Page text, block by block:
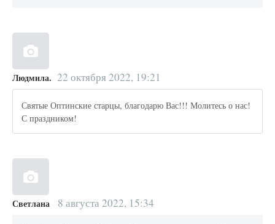
Людмила. 22 октября 2022, 19:21
Святые Оптинские старцы, благодарю Вас!!! Молитесь о нас!
С праздником!
Светлана 8 августа 2022, 15:34